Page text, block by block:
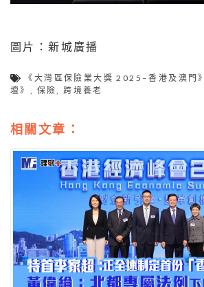
圖片：新城廣播
《大灣區保險業大獎 2025–香港及澳門》
壇》 , 保險,跨境養老
相關文章：